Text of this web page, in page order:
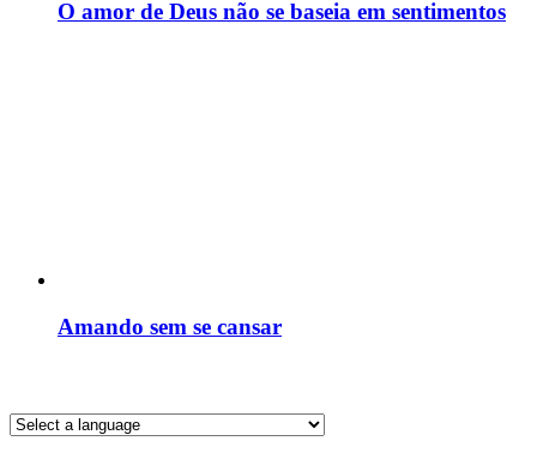
O amor de Deus não se baseia em sentimentos
Amando sem se cansar